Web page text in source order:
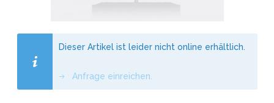
Dieser Artikel ist leider nicht online erhältlich.
Anfrage einreichen.